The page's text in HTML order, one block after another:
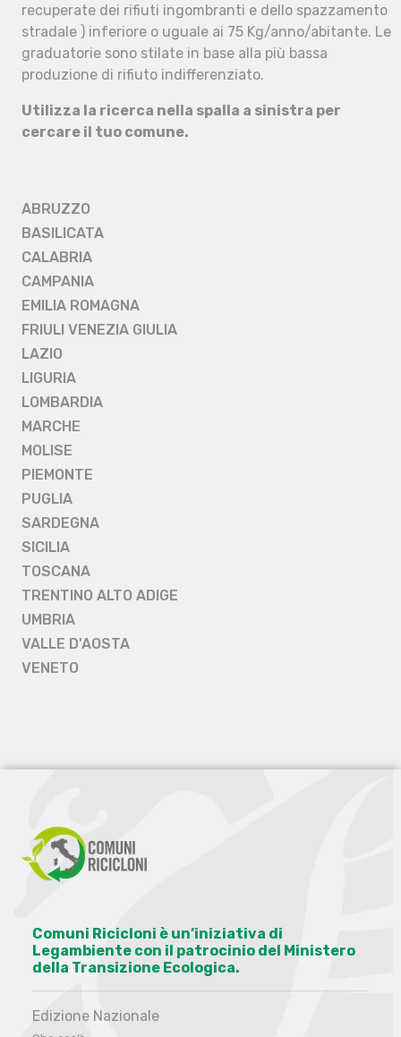
recuperate dei rifiuti ingombranti e dello spazzamento
stradale ) inferiore o uguale ai 75 Kg/anno/abitante. Le
graduatorie sono stilate in base alla più bassa
produzione di rifiuto indifferenziato.
Utilizza la ricerca nella spalla a sinistra per
cercare il tuo comune.
ABRUZZO
BASILICATA
CALABRIA
CAMPANIA
EMILIA ROMAGNA
FRIULI VENEZIA GIULIA
LAZIO
LIGURIA
LOMBARDIA
MARCHE
MOLISE
PIEMONTE
PUGLIA
SARDEGNA
SICILIA
TOSCANA
TRENTINO ALTO ADIGE
UMBRIA
VALLE D'AOSTA
VENETO
Comuni Ricicloni è un’iniziativa di
Legambiente con il patrocinio del Ministero
della Transizione Ecologica.
Edizione Nazionale